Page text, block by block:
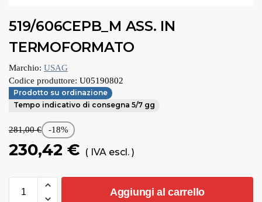
519/606CEPB_M ASS. IN
TERMOFORMATO
Marchio: USAG
Codice produttore: U05190802
Prodotto su ordinazione
Tempo indicativo di consegna 5/7 gg
281,00€ -18%
230,42 € ( IVA escl. )
Aggiungi al carrello